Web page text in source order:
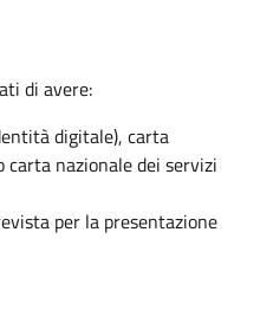
di avere:
digitale), carta
carta nazionale dei servizi
per la presentazione